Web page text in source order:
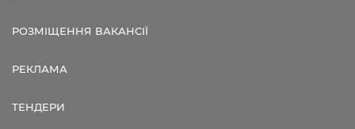
РОЗМІЩЕННЯ ВАКАНСІЇ
РЕКЛАМА
ТЕНДЕРИ